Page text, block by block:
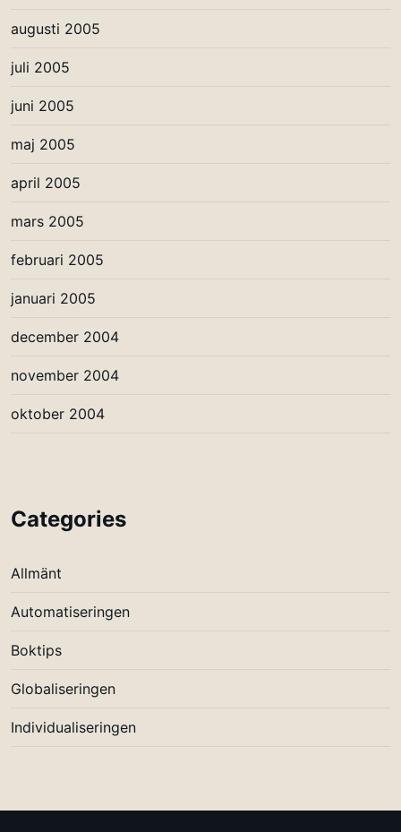
augusti 2005
juli 2005
juni 2005
maj 2005
april 2005
mars 2005
februari 2005
januari 2005
december 2004
november 2004
oktober 2004
Categories
Allmänt
Automatiseringen
Boktips
Globaliseringen
Individualiseringen